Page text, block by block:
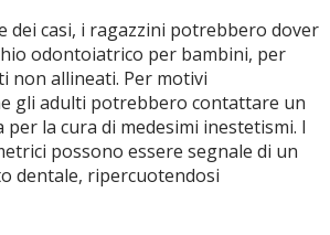
dei casi, i ragazzini potrebbero dover
odontoiatrico per bambini, per
non allineati. Per motivi
gli adulti potrebbero contattare un
la cura di medesimi inestetismi. I
possono essere segnale di un
dentale, ripercuotendosi